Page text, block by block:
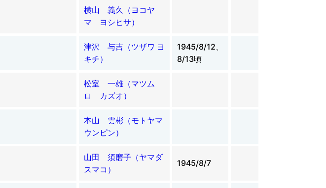
横山 義久（ヨコヤ
マ ヨシヒサ）
津沢 与吉（ツザワ ヨ
キチ）
1945/8/12、
8/13頃
松室 一雄（マツム
ロ カズオ）
本山 雲彬（モトヤマ
ウンピン）
山田 須磨子（ヤマダ
スマコ）
1945/8/7